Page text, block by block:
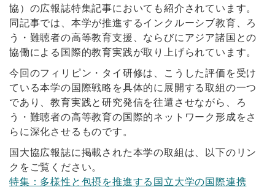
協）の広報誌特集記事においても紹介されています。
同記事では、本学が推進するインクルーシブ教育、ろ
う・難聴者の高等教育支援、ならびにアジア諸国との
協働による国際的教育実践が取り上げられています。
今回のフィリピン・タイ研修は、こうした評価を受け
ている本学の国際戦略を具体的に展開する取組の一つ
であり、教育実践と研究発信を往還させながら、ろ
う・難聴者の高等教育の国際的ネットワーク形成をさ
らに深化させるものです。
国大協広報誌に掲載された本学の取組は、以下のリン
クをご覧ください。
特集：多様性と包摂を推進する国立大学の国際連携